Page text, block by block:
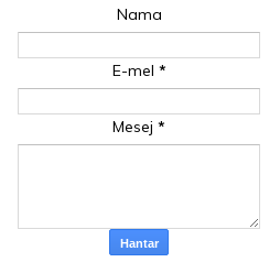
Nama
E-mel *
Mesej*